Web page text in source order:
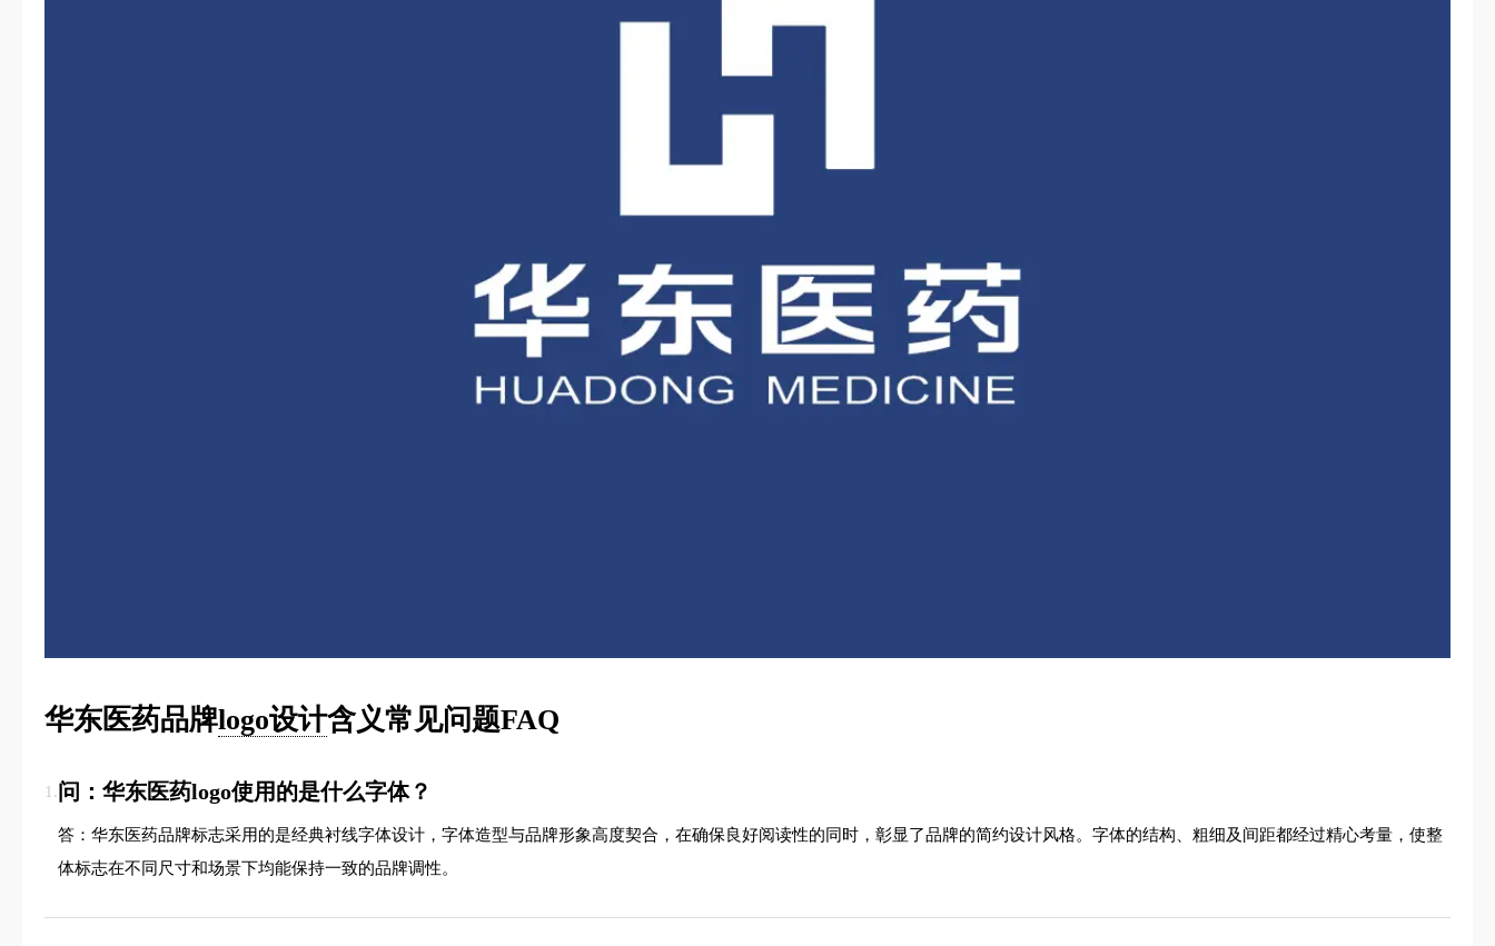
华东医药品牌logo设计含义常见问题FAQ
1.问：华东医药logo使用的是什么字体？
答：华东医药品牌标志采用的是经典衬线字体设计，字体造型与品牌形象高度契合，在确保良好阅读性的同时，彰显了品牌的简约设计风格。字体的结构、粗细及间距都经过精心考量，使整
体标志在不同尺寸和场景下均能保持一致的品牌调性。